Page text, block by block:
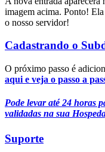
imagem acima. Ponto! Ela
o nosso servidor!
Cadastrando o
O próximo passo é
aqui e veja o passo a
Pode levar até 24 horas
validadas na sua
Suporte